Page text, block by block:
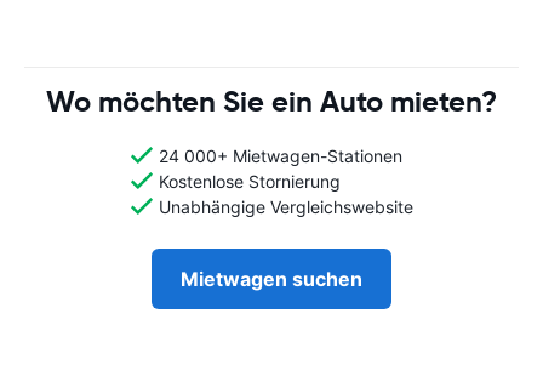
Wo möchten Sie ein Auto mieten?
24 000+ Mietwagen-Stationen
Kostenlose Stornierung
Unabhängige Vergleichswebsite
Mietwagen suchen